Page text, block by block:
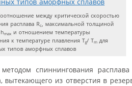
между критической скоростью
расплава Rc
, максимальной толщиной
max и отношением температуры
к температуре плавления Tg/ Tm для
типов аморфных сплавов
спиннингования
вытекающего из отверстия в